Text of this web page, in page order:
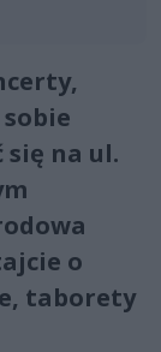
na ul.
o
taborety